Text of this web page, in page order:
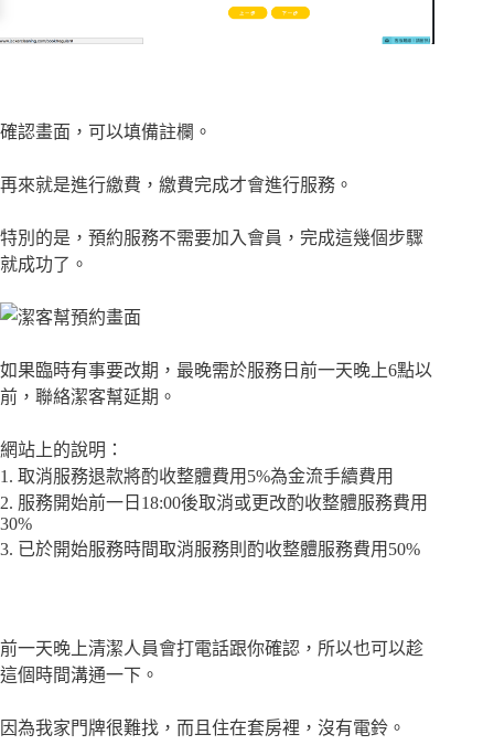
確認畫面，可以填備註欄。
再來就是進行繳費，繳費完成才會進行服務。
特別的是，預約服務不需要加入會員，完成這幾個步驟
就成功了。
如果臨時有事要改期，最晚需於服務日前一天晚上6點以
前，聯絡潔客幫延期。
網站上的說明：
1. 取消服務退款將酌收整體費用5%為金流手續費用
2. 服務開始前一日18:00後取消或更改酌收整體服務費用
30%
3. 已於開始服務時間取消服務則酌收整體服務費用50%
前一天晚上清潔人員會打電話跟你確認，所以也可以趁
這個時間溝通一下。
因為我家門牌很難找，而且住在套房裡，沒有電鈴。